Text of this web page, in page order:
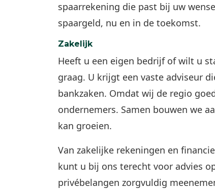
spaarrekening die past bij uw
spaargeld, nu en in de toekomst.
Zakelijk
Heeft u een eigen bedrijf of wilt u
graag. U krijgt een vaste adviseur
bankzaken. Omdat wij de regio
ondernemers. Samen bouwen we
kan groeien.
Van zakelijke rekeningen en
kunt u bij ons terecht voor advies
privébelangen zorgvuldig